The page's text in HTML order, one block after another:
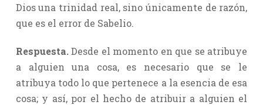
Dios una trinidad real, sino únicamente de razón,
que es el error de Sabelio.
Respuesta.Desde el momento en que se atribuye
a alguien una cosa, es necesario que se le
atribuya todo lo que pertenece a la esencia de esa
cosa; y así, por el hecho de atribuir a alguien el